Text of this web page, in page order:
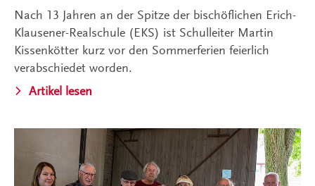
Nach 13 Jahren an der Spitze der bischöflichen Erich-
Klausener-Realschule (EKS) ist Schulleiter Martin
Kissenkötter kurz vor den Sommerferien feierlich
verabschiedet worden.
Artikel lesen